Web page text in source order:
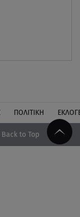
ΠΟΛΙΤΙΚΗ
Back to Top